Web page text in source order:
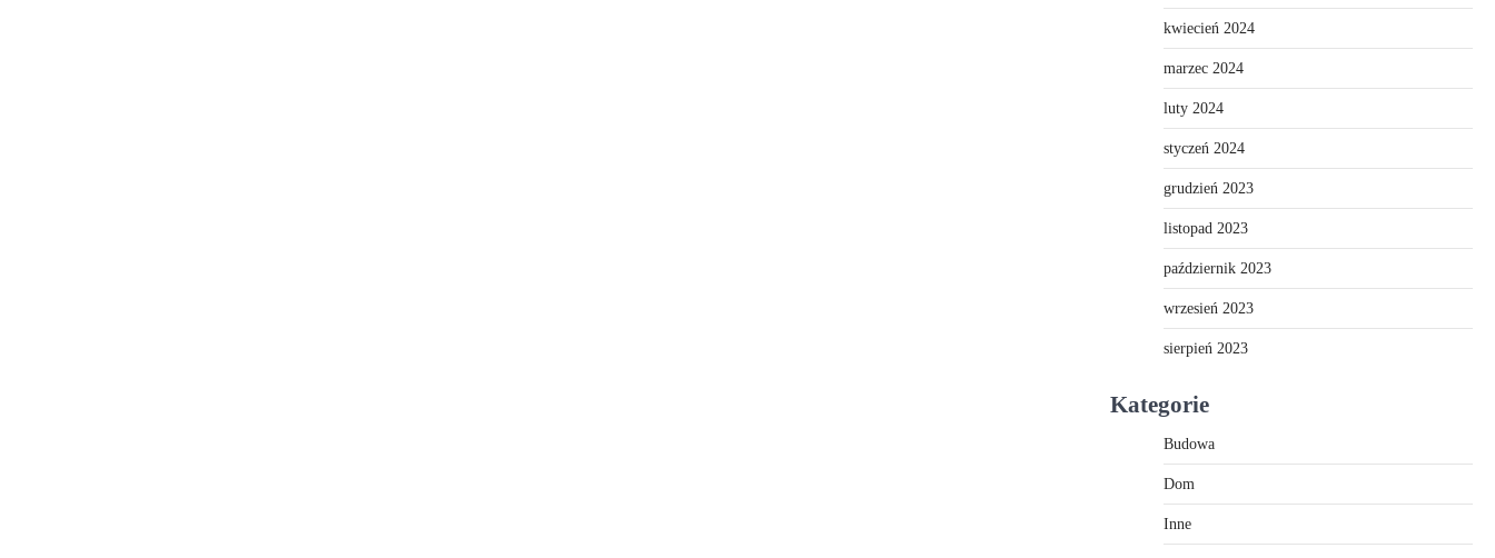
kwiecień 2024
marzec 2024
luty 2024
styczeń 2024
grudzień 2023
listopad 2023
październik 2023
wrzesień 2023
sierpień 2023
Kategorie
Budowa
Dom
Inne